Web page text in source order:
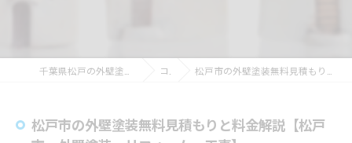
コラム 松戸市の外壁塗装無料見積もりと料金解説【松戸市 外壁塗装 リフォーム 工事】
松戸市の外壁塗装無料見積もりと料金解説【松戸